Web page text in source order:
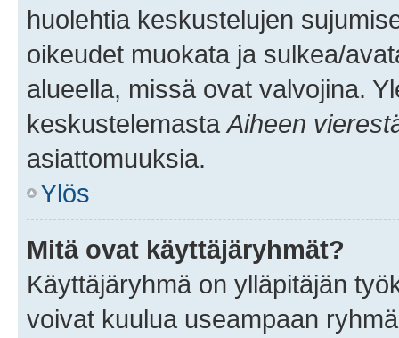
huolehtia keskustelujen
oikeudet muokata ja sulkea/
alueella, missä ovat valvojina.
keskustelemasta Aiheen
asiattomuuksia.
Ylös
Mitä ovat käyttäjäryhmät?
Käyttäjäryhmä on ylläpitäjän
voivat kuulua useampaan